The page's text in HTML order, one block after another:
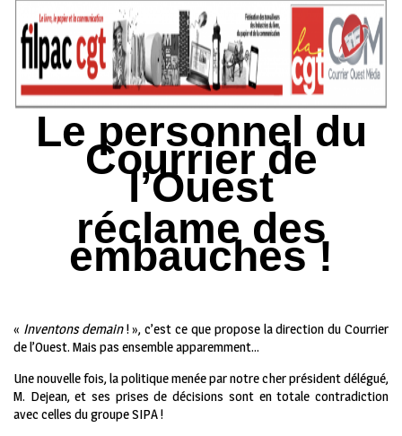
Le personnel du
Courrier de
l’Ouest
réclame des
embauches !
« Inventons demain! », c’est ce que propose la direction du Courrier
de l’Ouest. Mais pas ensemble apparemment…
Une nouvelle fois, la politique menée par notre cher président délégué,
M. Dejean, et ses prises de décisions sont en totale contradiction
avec celles du groupe SIPA !